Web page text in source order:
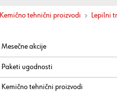
Mesečne akcije
Paketi ugodnosti
Kemično tehnični proizvodi
Kemično tehnični proizvodi Lepilni